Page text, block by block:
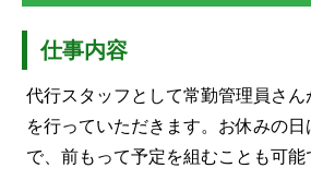
仕事内容
代行スタッフとして常勤管理員さ
を行っていただきます。お休みの
で、前もって予定を組むことも可能